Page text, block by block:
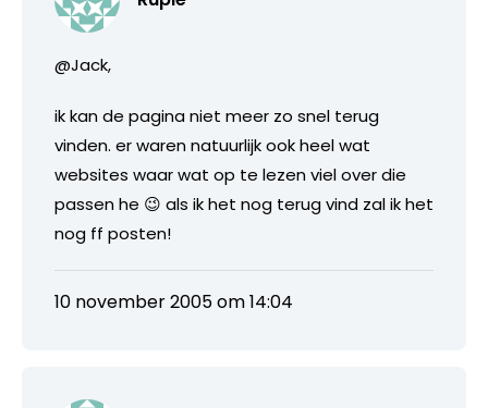
@Jack,
ik kan de pagina niet meer zo snel terug
vinden. er waren natuurlijk ook heel wat
websites waar wat op te lezen viel over die
passen he 😉 als ik het nog terug vind zal ik het
nog ff posten!
10 november 2005 om 14:04